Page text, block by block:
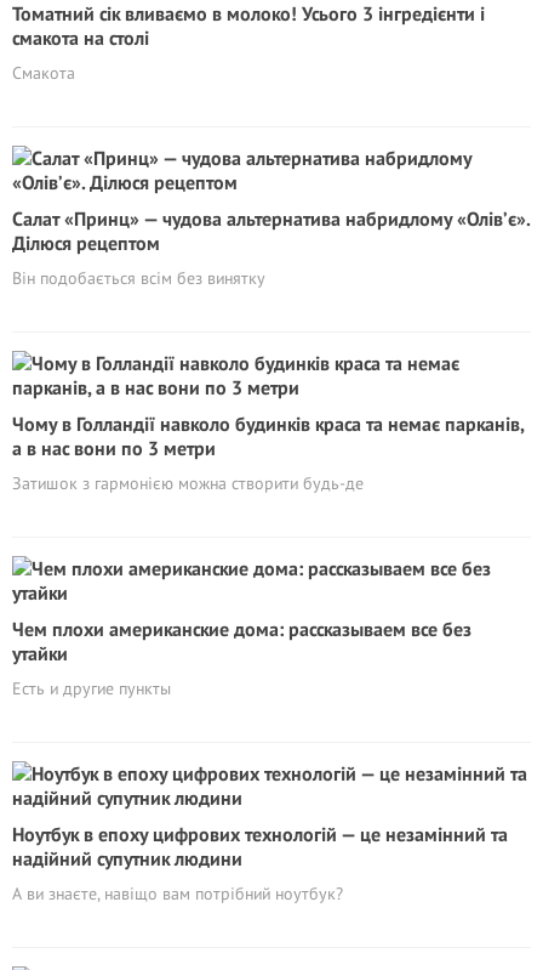
Томатний сік вливаємо в молоко! Усього 3 інгредієнти і
смакота на столі
Смакота
Салат «Принц» — чудова альтернатива набридлому «Олів’є».
Ділюся рецептом
Він подобається всім без винятку
Чому в Голландії навколо будинків краса та немає парканів,
а в нас вони по 3 метри
Затишок з гармонією можна створити будь-де
Чем плохи американские дома: рассказываем все без
утайки
Есть и другие пункты
Ноутбук в епоху цифрових технологій — це незамінний та
надійний супутник людини
А ви знаєте, навіщо вам потрібний ноутбук?